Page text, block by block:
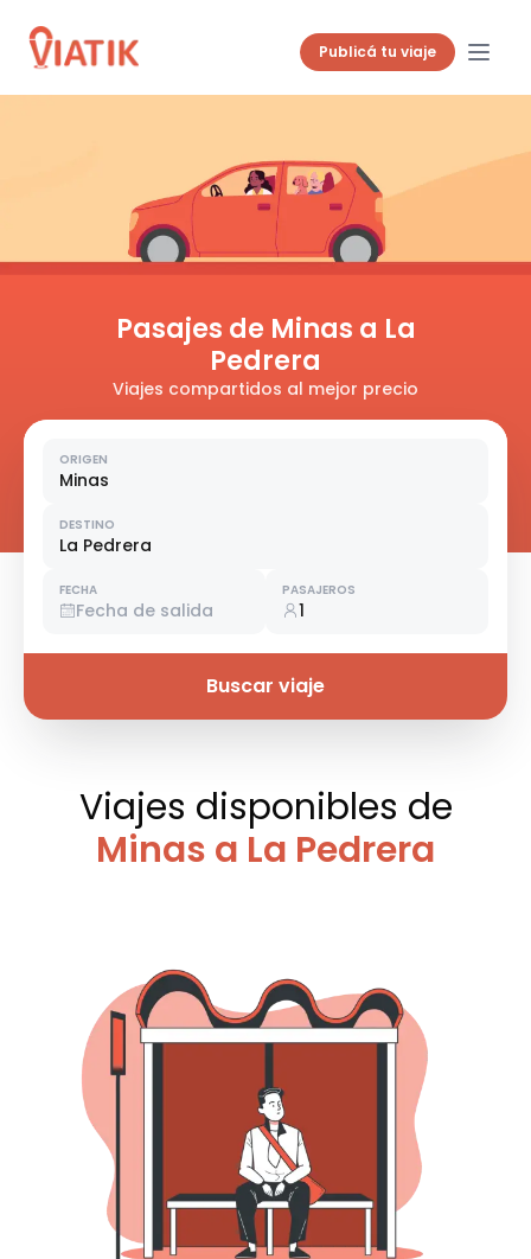
Publicá tu viaje
Pasajes de Minas a La
Pedrera
Viajes compartidos al mejor precio
ORIGEN
Minas
DESTINO
La Pedrera
FECHA
Fecha de salida
PASAJEROS
1
Buscar viaje
Viajes disponibles de
Minas a La Pedrera